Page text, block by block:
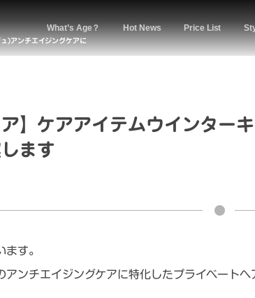
)アンチエイジングケアに
What’s Age？ Hot News Price List
ア】ケアアイテムウインター
ます
ます。
アンチエイジングケアに特化したプライベートヘ